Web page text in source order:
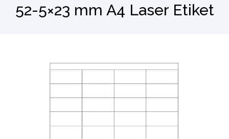
52-5×23 mm A4 Laser Etiket